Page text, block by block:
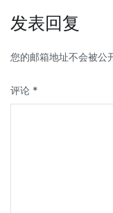
发表回复
您的邮箱地址不会被公
评论 *